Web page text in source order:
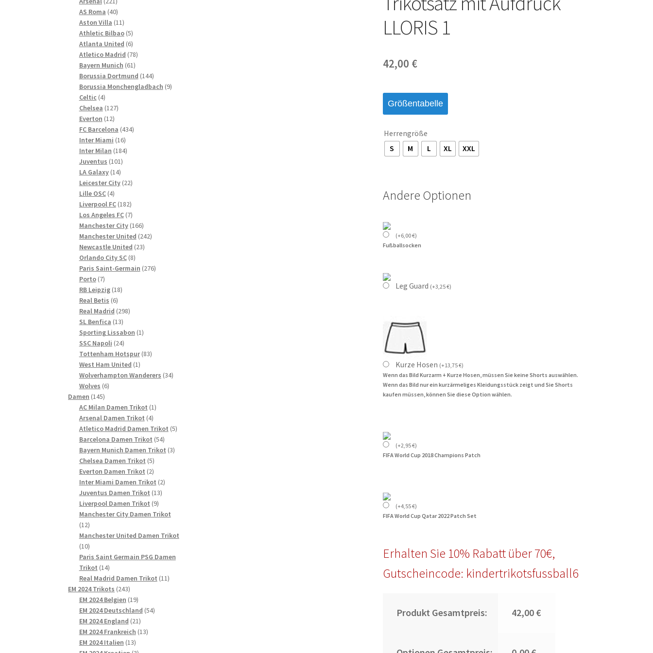
LLORIS 1
42,00 €
Größentabelle
Herrengröße
S
M L XL XXL
Andere Optionen
(+6,00€)
Fußballsocken
Leg Guard (+3,25€)
Kurze Hosen (+13,75€)
Wenn das Bild Kurzarm + Kurze Hosen, müssen Sie keine Shorts auswählen.
Wenn das Bild nur ein kurzärmeliges Kleidungsstück zeigt und Sie Shorts
kaufen müssen, können Sie diese Option wählen.
(+2,95€)
FIFA World Cup 2018 Champions Patch
(+4,55€)
FIFA World Cup Qatar 2022 Patch Set
Erhalten Sie 10% Rabatt über 70€,
Gutscheincode: kindertrikotsfussball6
Produkt Gesamtpreis: 42,00 €
Produkte
AS Roma 4040
Produkte
Aston Villa 1111
Produkte
Athletic Bilbao 55
Produkte
Atlanta United 66
Produkte
Atletico Madrid 7878
Bayern Munich 6161
Produkte
Borussia Dortmund 144144
Produkte
Borussia Monchengladbach 99
Celtic 44
Produkte
Chelsea 127127
Everton 1212
Produkte
FC Barcelona 434434
Inter Miami 1616
Produkte
Inter Milan 184184
Juventus 101101
Produkte
LA Galaxy 1414
Produkte
Leicester City 2222
Lille OSC 44
Produkte
Liverpool FC 182182
Produkte
Los Angeles FC 77
Produkte
Manchester City 166166
Produkte
Manchester United 242242
Newcastle United 2323
Orlando City SC 88
Produkte
Paris Saint-Germain 276276
Porto 77
Produkte
RB Leipzig 1818
Real Betis 66
Produkte
Real Madrid 298298
SL Benfica 1313
Produkte
Sporting Lissabon 11
SSC Napoli 2424
Produkte
Tottenham Hotspur 8383
West Ham United 11
Produkt
Wolverhampton Wanderers 3434
Wolves 66
Damen 145145
Produkte
AC Milan Damen Trikot 11
Arsenal Damen Trikot 44
Produkte
Atletico Madrid Damen Trikot 55
Barcelona Damen Trikot 5454
Produkte
Bayern Munich Damen Trikot 33
Chelsea Damen Trikot 55
Produkte
Everton Damen Trikot 22
Produkte
Inter Miami Damen Trikot 22
Juventus Damen Trikot 1313
Liverpool Damen Trikot 99
Produkte
Manchester City Damen Trikot
1212
Produkte
Manchester United Damen Trikot
1010
Produkte
Paris Saint Germain PSG Damen
Trikot 1414
Produkte
Real Madrid Damen Trikot 1111
EM 2024 Trikots 243243
Produkte
EM 2024 Belgien 1919
Produkte
EM 2024 Deutschland 5454
EM 2024 England 2121
Produkte
EM 2024 Frankreich 1313
EM 2024 Italien 1313